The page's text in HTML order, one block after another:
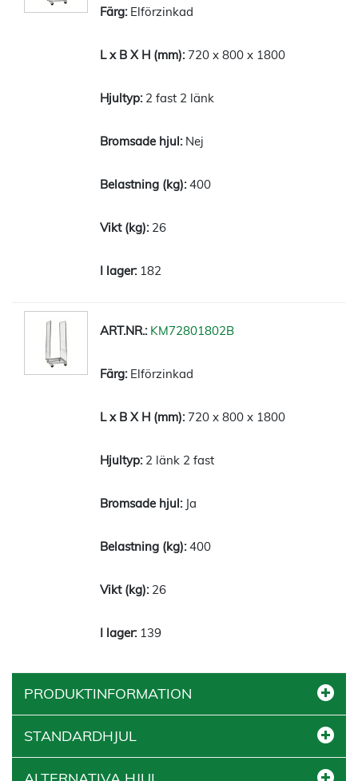
Elförzinkad
720 x 800 x 1800
2 fast 2 länk
Nej
400
26
182
KM72801802B
Elförzinkad
720 x 800 x 1800
2 länk 2 fast
Ja
400
26
139
PRODUKTINFORMATION
STANDARDHJUL